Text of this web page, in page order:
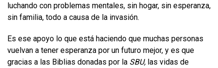
luchando con problemas mentales, sin hogar, sin esperanza,
sin familia, todo a causa de la invasión.
Es ese apoyo lo que está haciendo que muchas personas
vuelvan a tener esperanza por un futuro mejor, y es que
gracias a las Biblias donadas por la SBU, las vidas de